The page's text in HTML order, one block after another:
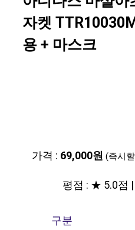
자켓
용 + 마스크
가격 : 69,000원 (즉시
평점 : ★ 5.0점
구분